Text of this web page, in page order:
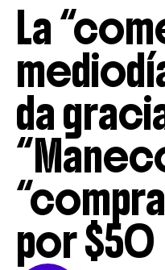
La
da
por $50